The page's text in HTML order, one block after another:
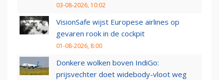
03-08-2026, 10:02
VisionSafe wijst Europese airlines op
gevaren rook in de cockpit
01-08-2026, 8:00
Donkere wolken boven IndiGo:
prijsvechter doet widebody-vloot weg